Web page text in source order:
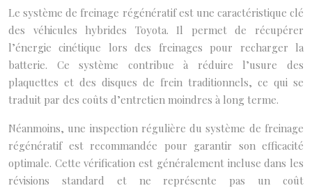
Le système de freinage régénératif est une caractéristique clé
des véhicules hybrides Toyota. Il permet de récupérer
l’énergie cinétique lors des freinages pour recharger la
batterie. Ce système contribue à réduire l’usure des
plaquettes et des disques de frein traditionnels, ce qui se
traduit par des coûts d’entretien moindres à long terme.
Néanmoins, une inspection régulière du système de freinage
régénératif est recommandée pour garantir son efficacité
optimale. Cette vérification est généralement incluse dans les
révisions standard et ne représente pas un coût